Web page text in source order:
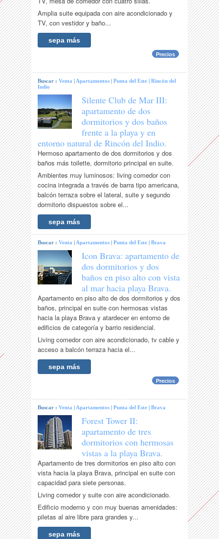
Amplia suite equipada con aire acondicionado y
TV, con vestidor y baño...
sepa más
Precios
Buscar :Venta |Apartamentos |Punta del Este |Rincón del
Indio
Silente Club de Mar III:
apartamento de dos
dormitorios y dos baños
frente a la playa y en
entorno natural de Rincón del Indio.
Hermoso apartamento de dos dormitorios y dos
baños más toilette, dormitorio principal en suite.
Ambientes muy luminosos: living comedor con
cocina integrada a través de barra tipo americana,
balcón terraza sobre el lateral, suite y segundo
dormitorio dispuestos sobre el...
sepa más
Buscar :Venta |Apartamentos |Punta del Este |Brava
Icon Brava: apartamento de
dos dormitorios y dos
baños en piso alto con vista
al mar hacia playa Brava.
Apartamento en piso alto de dos dormitorios y dos
baños, principal en suite con hermosas vistas
hacia la playa Brava y atardecer en entorno de
edificios de categoría y barrio residencial.
Living comedor con aire acondicionado, tv cable y
acceso a balcón terraza hacia el...
sepa más
Precios
Buscar :Venta |Apartamentos |Punta del Este |Brava
Forest Tower II:
apartamento de tres
dormitorios con hermosas
vistas a la playa Brava.
Apartamento de tres dormitorios en piso alto con
vista hacia la playa Brava, principal en suite con
capacidad para siete personas.
Living comedor y suite con aire acondicionado.
Edificio moderno y con muy buenas amenidades:
piletas al aire libre para grandes y...
sepa más